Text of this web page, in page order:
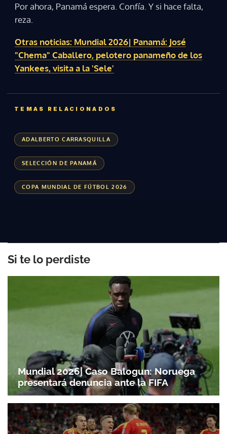
Por ahora, Panamá espera. Confía. Y si hace falta,
reza.
Otras noticias: Mundial 2026| Panamá: José
"Chema" Caballero, pelotero panameño de los
Yankees, visita a la 'Sele'
TEMAS RELACIONADOS
ADALBERTO CARRASQUILLA
SELECCIÓN DE PANAMÁ
COPA MUNDIAL DE FÚTBOL 2026
Si te lo perdiste
Mundial 2026| Caso Balogun: Noruega
presentará denuncia ante la FIFA